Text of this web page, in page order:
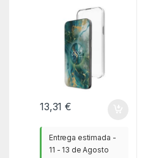
13,31€
Entrega estimada -
11 - 13 de Agosto